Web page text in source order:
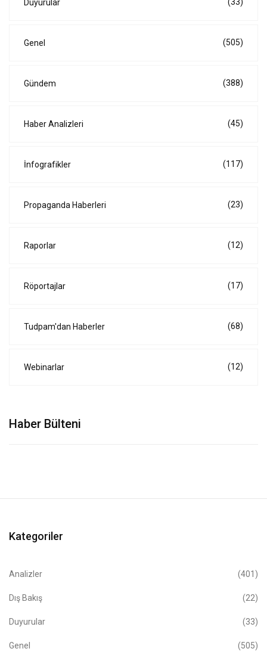
Duyurular (33)
Genel (505)
Gündem (388)
Haber Analizleri (45)
İnfografikler (117)
Propaganda Haberleri (23)
Raporlar (12)
Röportajlar (17)
Tudpam'dan Haberler (68)
Webinarlar (12)
Haber Bülteni
Kategoriler
Analizler (401)
Dış Bakış (22)
Duyurular (33)
Genel (505)